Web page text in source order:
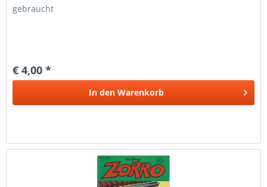
gebraucht
€ 4,00 *
In den Warenkorb